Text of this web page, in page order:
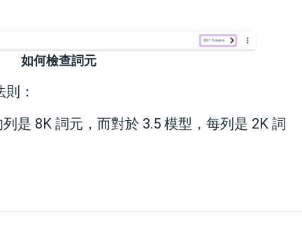
如何檢查詞元
：
是 8K 詞元，而對於 3.5 模型，每列是 2K 詞